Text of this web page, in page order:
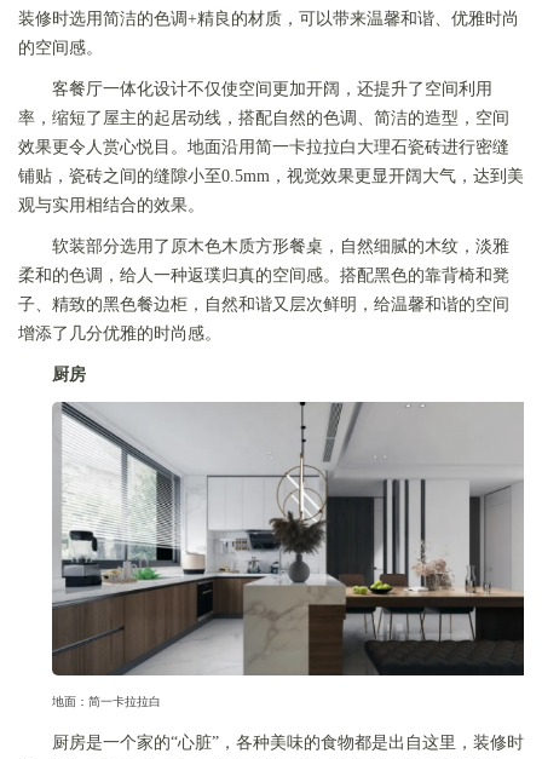
装修时选用简洁的色调+精良的材质，可以带来温馨和谐、优雅时尚
的空间感。
客餐厅一体化设计不仅使空间更加开阔，还提升了空间利用
率，缩短了屋主的起居动线，搭配自然的色调、简洁的造型，空间
效果更令人赏心悦目。地面沿用简一卡拉拉白大理石瓷砖进行密缝
铺贴，瓷砖之间的缝隙小至0.5mm，视觉效果更显开阔大气，达到美
观与实用相结合的效果。
软装部分选用了原木色木质方形餐桌，自然细腻的木纹，淡雅
柔和的色调，给人一种返璞归真的空间感。搭配黑色的靠背椅和凳
子、精致的黑色餐边柜，自然和谐又层次鲜明，给温馨和谐的空间
增添了几分优雅的时尚感。
厨房
地面：简一卡拉拉白
厨房是一个家的“心脏”，各种美味的食物都是出自这里，装修时